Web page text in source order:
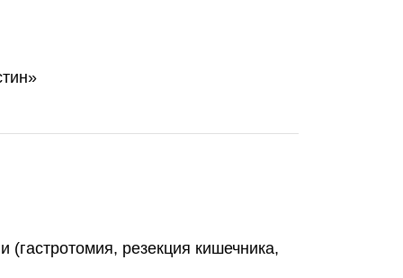
резекция кишечника,